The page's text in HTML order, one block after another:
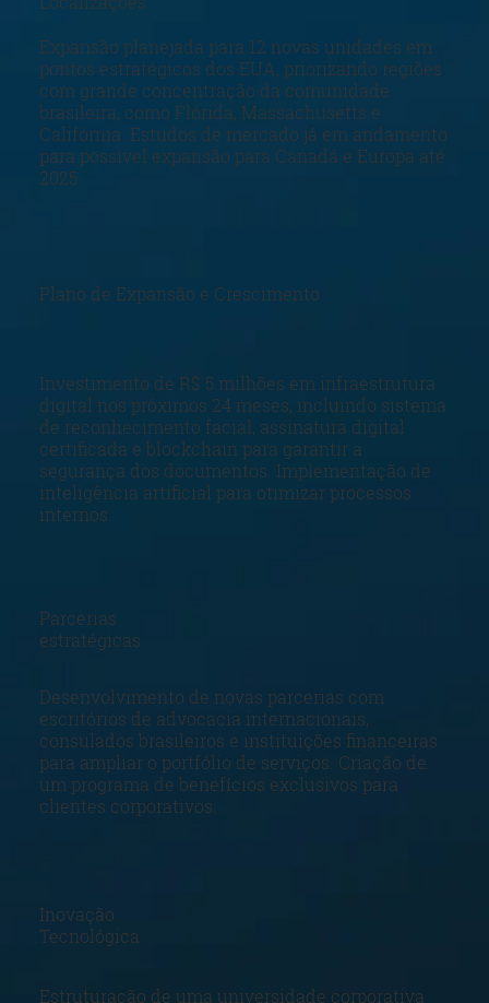
Plano de Expansão e Crescimento
Expansão planejada para 12 novas unidades em
pontos estratégicos dos EUA, priorizando regiões
com grande concentração da comunidade
brasileira, como Flórida, Massachusetts e
Califórnia. Estudos de mercado já em andamento
para possível expansão para Canadá e Europa até
2025.
Investimento de R$ 5 milhões em infraestrutura
digital nos próximos 24 meses, incluindo sistema
de reconhecimento facial, assinatura digital
certificada e blockchain para garantir a
segurança dos documentos. Implementação de
inteligência artificial para otimizar processos
internos.
Desenvolvimento de novas parcerias com
escritórios de advocacia internacionais,
consulados brasileiros e instituições financeiras
para ampliar o portfólio de serviços. Criação de
um programa de benefícios exclusivos para
clientes corporativos.
Estruturação de uma universidade corporativa
Inovação
Tecnológica
Parcerias
estratégicas